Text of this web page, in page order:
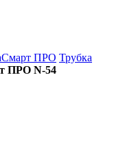
ПРО Трубка
ПРО N-54